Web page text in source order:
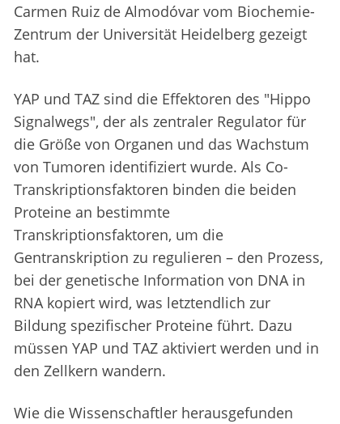
Carmen Ruiz de Almodóvar vom Biochemie-
Zentrum der Universität Heidelberg gezeigt
hat.
YAP und TAZ sind die Effektoren des "Hippo
Signalwegs", der als zentraler Regulator für
die Größe von Organen und das Wachstum
von Tumoren identifiziert wurde. Als Co-
Transkriptionsfaktoren binden die beiden
Proteine an bestimmte
Transkriptionsfaktoren, um die
Gentranskription zu regulieren – den Prozess,
bei der genetische Information von DNA in
RNA kopiert wird, was letztendlich zur
Bildung spezifischer Proteine führt. Dazu
müssen YAP und TAZ aktiviert werden und in
den Zellkern wandern.
Wie die Wissenschaftler herausgefunden